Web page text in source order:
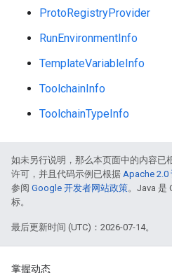
ProtoRegistryProvider
RunEnvironmentInfo
TemplateVariableInfo
ToolchainInfo
ToolchainTypeInfo
如未另行说明，那么本页面中的内容已
许可，并且代码示例已根据 Apache 2.0
参阅 Google 开发者网站政策。Java 是
标。
最后更新时间 (UTC)：2026-07-14。
掌握动态